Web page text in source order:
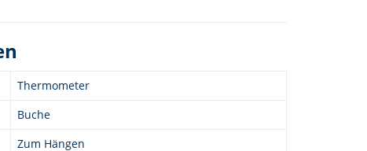
Thermometer
Buche
Zum Hängen